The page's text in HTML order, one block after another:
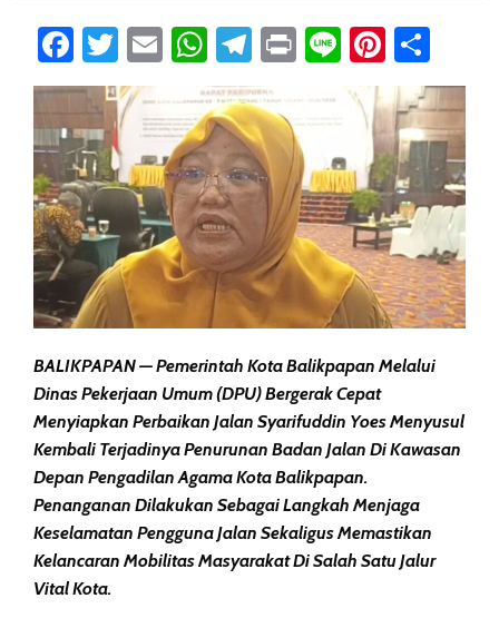
Facebook
Twitter
EmailWhatsApp
Telegram
PrintLine
BALIKPAPAN — Pemerintah Kota Balikpapan Melalui
Dinas Pekerjaan Umum (DPU) Bergerak Cepat
Menyiapkan Perbaikan Jalan Syarifuddin Yoes Menyusul
Kembali Terjadinya Penurunan Badan Jalan Di Kawasan
Depan Pengadilan Agama Kota Balikpapan.
Penanganan Dilakukan Sebagai Langkah Menjaga
Keselamatan Pengguna Jalan Sekaligus Memastikan
Kelancaran Mobilitas Masyarakat Di Salah Satu Jalur
Vital Kota.